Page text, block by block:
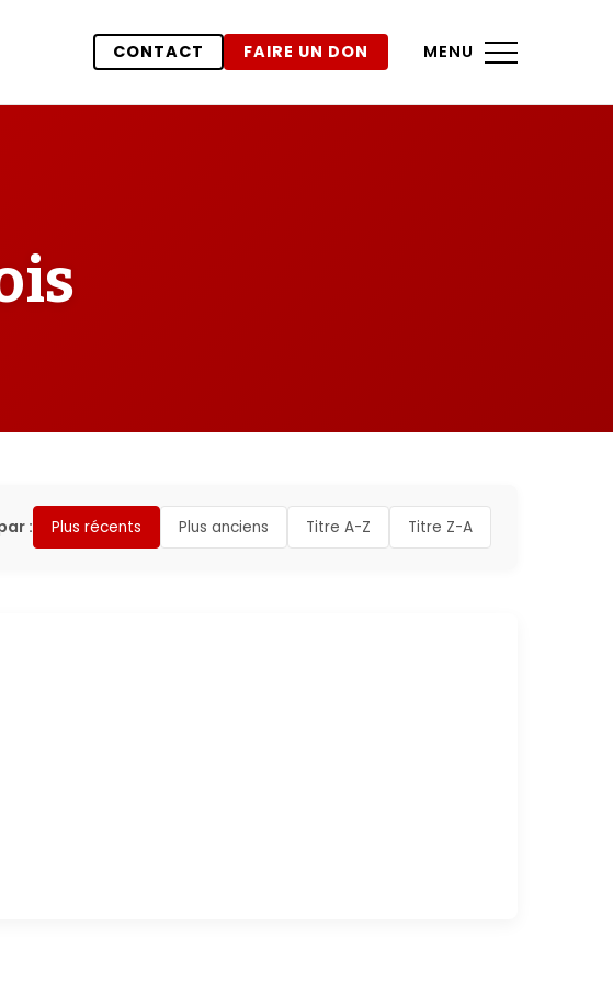
CONTACT FAIRE UN DON MENU
: Plus récents Plus anciens Titre A-Z Titre Z-A